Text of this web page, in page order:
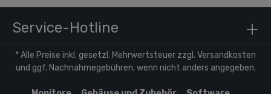
Service-Hotline
* Alle Preise inkl. gesetzl. Mehrwertsteuer zzgl. Versandkosten
und ggf. Nachnahmegebühren, wenn nicht anders angegeben.